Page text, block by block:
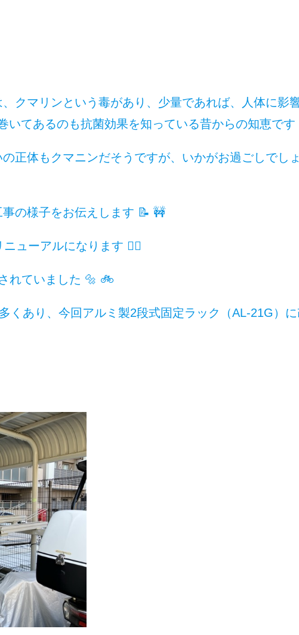
クマリンという毒があり、少量であれば、人体に影
てあるのも抗菌効果を知っている昔からの知恵です
正体もクマニンだそうですが、いかがお過ごしでし
の様子をお伝えします 📝 🚧
ューアルになります 👷‍♂️
れていました 🔩 🚲
くあり、今回アルミ製2段式固定ラック（AL-21G）に